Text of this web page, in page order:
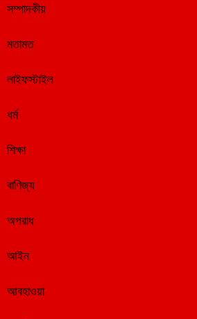
সম্পাদকীয়
মতামত
লাইফস্টাইল
ধর্ম
শিক্ষা
বাণিজ্য
অপরাধ
আইন
আবহাওয়া